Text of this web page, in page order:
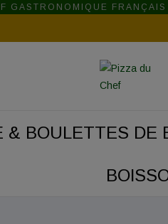
GASTRONOMIQUE
& BOULETTES DE